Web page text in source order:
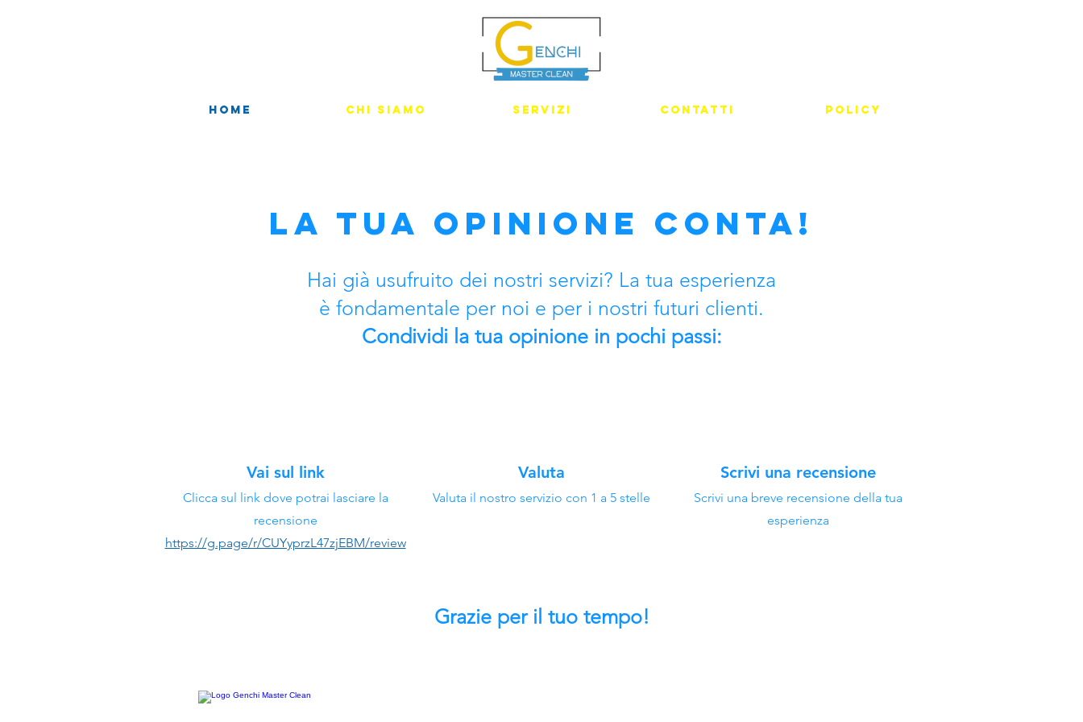
Home Chi siamo Servizi Contatti Policy
La tua Opinione Conta!
Hai già usufruito dei nostri servizi? La tua esperienza
è fondamentale per noi e per i nostri futuri clienti.
Condividi la tua opinione in pochi passi:
Vai sul link
Clicca sul link dove potrai lasciare la
recensione
https://g.page/r/CUYyprzL47zjEBM/review
Valuta
Valuta il nostro servizio con 1 a 5 stelle
Scrivi una recensione
Scrivi una breve recensione della tua
esperienza
Grazie per il tuo tempo!